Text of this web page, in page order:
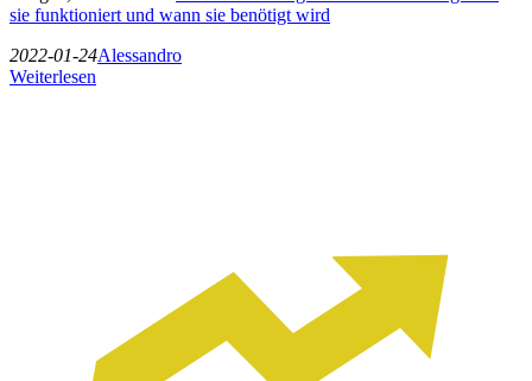
sie funktioniert und wann sie benötigt wird
2022-01-24Alessandro
Weiterlesen